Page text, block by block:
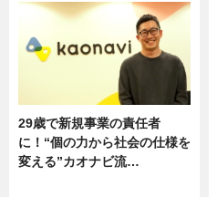
29歳で新規事業の責任者
に！“個の力から社会の仕様を
変える”カオナビ流…